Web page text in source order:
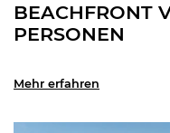
BEACHFRONT
PERSONEN
Mehr erfahren